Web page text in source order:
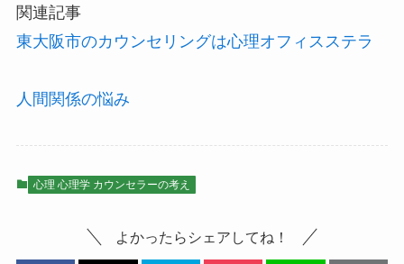
関連記事
東大阪市のカウンセリングは心理オフィスステラ
人間関係の悩み
心理 心理学 カウンセラーの考え
よかったらシェアしてね！